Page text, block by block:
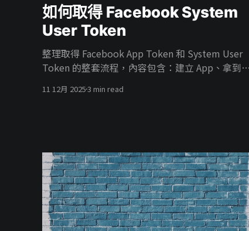
如何取得 Facebook System
User Token
整理取得 Facebook App Token 和 System User
Token 的整套流程，內容包含：建立 App、拿到
帳號權限給 System User、把 App 掛進 Business、
11 12月 20253 min read